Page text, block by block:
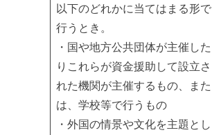
以下のどれかに当てはまる形で
行うとき。
・国や地方公共団体が主催した
りこれらが資金援助して設立さ
れた機関が主催するもの、また
は、学校等で行うもの
・外国の情景や文化を主題とし